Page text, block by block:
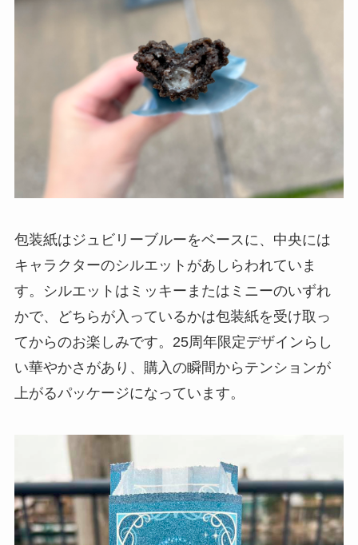
包装紙はジュビリーブルーをベースに、中央には
キャラクターのシルエットがあしらわれていま
す。シルエットはミッキーまたはミニーのいずれ
かで、どちらが入っているかは包装紙を受け取っ
てからのお楽しみです。25周年限定デザインらし
い華やかさがあり、購入の瞬間からテンションが
上がるパッケージになっています。